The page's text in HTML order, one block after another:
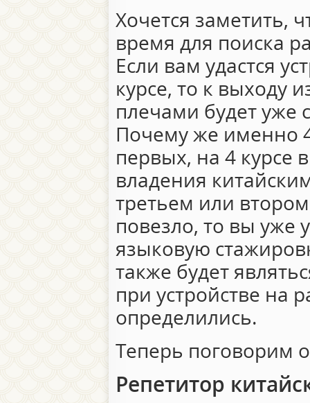
Хочется заметить,
время для поиска
Если вам удастся
курсе, то к выходу
плечами будет уже
Почему же именно
первых, на 4 курсе
владения
третьем или
повезло, то вы уже
языковую
также будет
при устройстве на
определились.
Теперь поговорим
Репетитор